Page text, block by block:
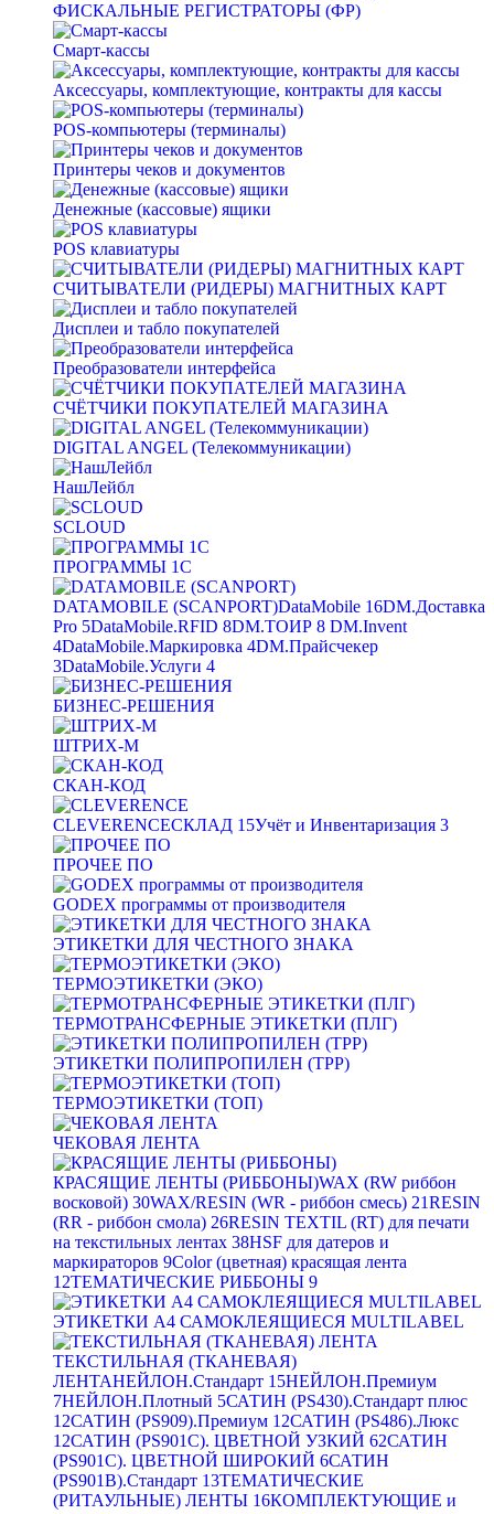
ФИСКАЛЬНЫЕ РЕГИСТРАТОРЫ (ФР)
Смарт-кассы
Аксессуары, комплектующие, контракты для кассы
POS-компьютеры (терминалы)
Принтеры чеков и документов
Денежные (кассовые) ящики
POS клавиатуры
СЧИТЫВАТЕЛИ (РИДЕРЫ) МАГНИТНЫХ КАРТ
Дисплеи и табло покупателей
Преобразователи интерфейса
СЧЁТЧИКИ ПОКУПАТЕЛЕЙ МАГАЗИНА
DIGITAL ANGEL (Телекоммуникации)
НашЛейбл
SCLOUD
ПРОГРАММЫ 1С
DATAMOBILE (SCANPORT)DataMobile 16DM.Доставка
Pro 5DataMobile.RFID 8DM.ТОИР 8 DM.Invent
4DataMobile.Маркировка 4DM.Прайсчекер
3DataMobile.Услуги 4
БИЗНЕС-РЕШЕНИЯ
ШТРИХ-М
СКАН-КОД
CLEVERENCEСКЛАД 15Учёт и Инвентаризация 3
ПРОЧЕЕ ПО
GODEX программы от производителя
ЭТИКЕТКИ ДЛЯ ЧЕСТНОГО ЗНАКА
ТЕРМОЭТИКЕТКИ (ЭКО)
ТЕРМОТРАНСФЕРНЫЕ ЭТИКЕТКИ (ПЛГ)
ЭТИКЕТКИ ПОЛИПРОПИЛЕН (TPP)
ТЕРМОЭТИКЕТКИ (ТОП)
ЧЕКОВАЯ ЛЕНТА
КРАСЯЩИЕ ЛЕНТЫ (РИББОНЫ)WAX (RW риббон
восковой) 30WAX/RESIN (WR - риббон смесь) 21RESIN
(RR - риббон смола) 26RESIN TEXTIL (RT) для печати
на текстильных лентах 38HSF для датеров и
маркираторов 9Color (цветная) красящая лента
12ТЕМАТИЧЕСКИЕ РИББОНЫ 9
ЭТИКЕТКИ А4 САМОКЛЕЯЩИЕСЯ MULTILABEL
ТЕКСТИЛЬНАЯ (ТКАНЕВАЯ)
ЛЕНТАНЕЙЛОН.Стандарт 15НЕЙЛОН.Премиум
7НЕЙЛОН.Плотный 5САТИН (PS430).Стандарт плюс
12САТИН (PS909).Премиум 12САТИН (PS486).Люкс
12САТИН (PS901C). ЦВЕТНОЙ УЗКИЙ 62САТИН
(PS901C). ЦВЕТНОЙ ШИРОКИЙ 6САТИН
(PS901B).Стандарт 13ТЕМАТИЧЕСКИЕ
(РИТАУЛЬНЫЕ) ЛЕНТЫ 16КОМПЛЕКТУЮЩИЕ и